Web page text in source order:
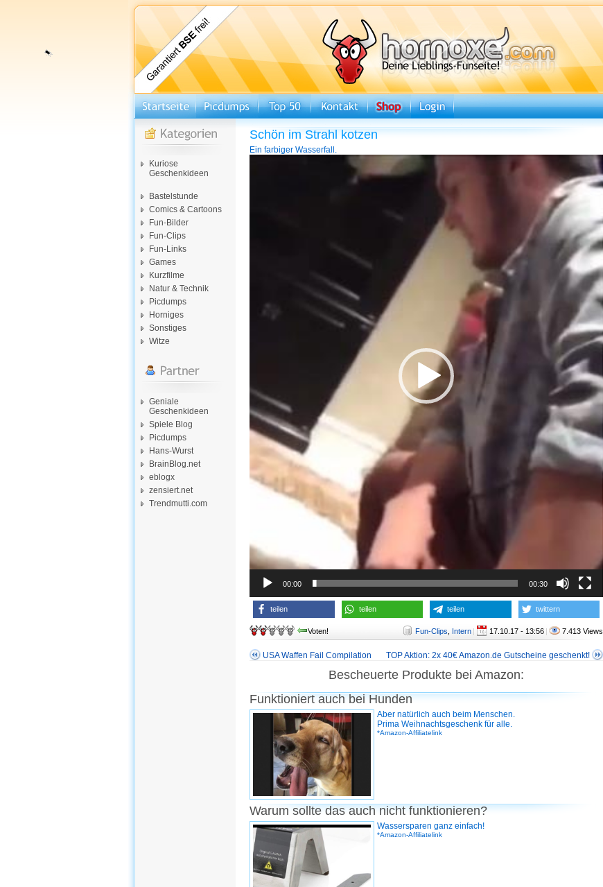
Kuriose
Geschenkideen
Bastelstunde
Comics & Cartoons
Fun-Bilder
Fun-Clips
Fun-Links
Games
Kurzfilme
Natur & Technik
Picdumps
Horniges
Sonstiges
Witze
Geniale
Geschenkideen
Spiele Blog
Picdumps
Hans-Wurst
BrainBlog.net
eblogx
zensiert.net
Trendmutti.com
Schön im Strahl kotzen
Ein farbiger Wasserfall.
00:00 00:30
teilen teilen teilen twittern
Voten! Fun-Clips Intern | 17.10.17 - 13:56 | 7.413 Views
USA Waffen Fail Compilation TOP Aktion: 2x 40€ Amazon.de Gutscheine geschenkt!
Bescheuerte Produkte bei Amazon:
Funktioniert auch bei Hunden
Aber natürlich auch beim Menschen.
Prima Weihnachtsgeschenk für alle.
*Amazon-Affiliatelink
Warum sollte das auch nicht funktionieren?
Wassersparen ganz einfach!
*Amazon-Affiliatelink